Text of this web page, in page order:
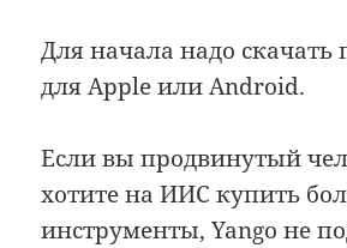
Для начала надо
для Apple или Android.
Если вы продвинутый
хотите на ИИС купить
инструменты, Yango не